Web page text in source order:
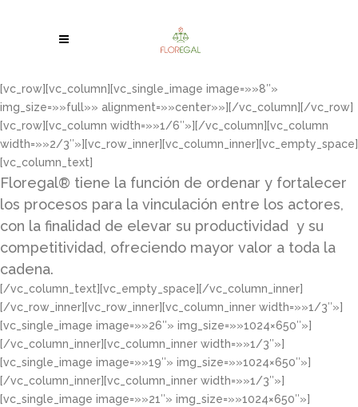
[vc_row][vc_column][vc_single_image image=»»8″»
img_size=»»full»» alignment=»»center»»][/vc_column][/vc_row]
[vc_row][vc_column width=»»1/6″»][/vc_column][vc_column
width=»»2/3″»][vc_row_inner][vc_column_inner][vc_empty_space]
[vc_column_text]
Floregal® tiene la función de ordenar y fortalecer
los procesos para la vinculación entre los actores,
con la finalidad de elevar su productividad y su
competitividad, ofreciendo mayor valor a toda la
cadena.
[/vc_column_text][vc_empty_space][/vc_column_inner]
[/vc_row_inner][vc_row_inner][vc_column_inner width=»»1/3″»]
[vc_single_image image=»»26″» img_size=»»1024×650″»]
[/vc_column_inner][vc_column_inner width=»»1/3″»]
[vc_single_image image=»»19″» img_size=»»1024×650″»]
[/vc_column_inner][vc_column_inner width=»»1/3″»]
[vc_single_image image=»»21″» img_size=»»1024×650″»]